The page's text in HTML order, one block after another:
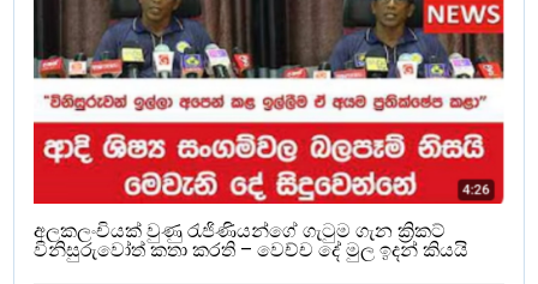
අලකලංචියක් වුණු රැජිණියන්ගේ ගැටුම ගැන ක්‍රිකට්
විනිසුරුවෝත් කතා කරති – වෙච්ච දේ මුල ඉදන් කියයි